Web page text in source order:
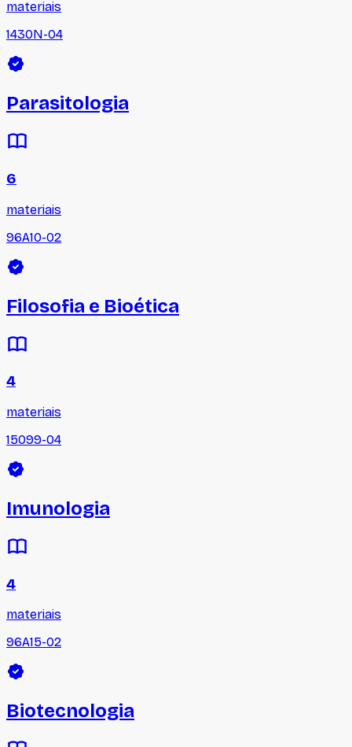
materiais
1430N-04
Parasitologia
6
materiais
96A10-02
Filosofia e Bioética
4
materiais
15099-04
Imunologia
4
materiais
96A15-02
Biotecnologia